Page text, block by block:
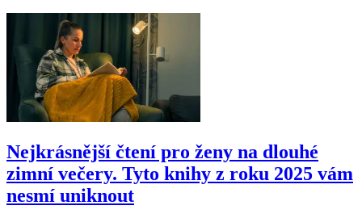
Nejkrásnější čtení pro ženy na dlouhé
zimní večery. Tyto knihy z roku 2025 vám
nesmí uniknout